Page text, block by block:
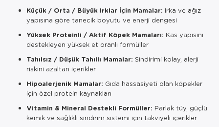
Küçük / Orta / Büyük Irklar İçin Mamalar: Irka ve ağız
yapısına göre tanecik boyutu ve enerji dengesi
Yüksek Proteinli / Aktif Köpek Mamaları: Kas yapısını
destekleyen yüksek et oranlı formüller
Tahılsız / Düşük Tahıllı Mamalar: Sindirimi kolay, alerji
riskini azaltan içerikler
Hipoalerjenik Mamalar: Gıda hassasiyeti olan köpekler
için özel protein kaynakları
Vitamin & Mineral Destekli Formüller: Parlak tüy, güçlü
kemik ve sağlıklı sindirim sistemi için takviyeli içerikler